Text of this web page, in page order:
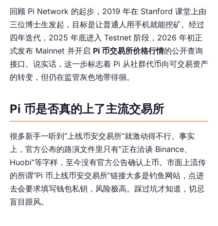
回顾 Pi Network 的起步，2019 年在 Stanford 课堂上由
三位博士生发起，目标是让普通人用手机就能挖矿。经过
四年迭代，2025 年底进入 Testnet 阶段，2026 年初正
式发布 Mainnet 并开启 Pi 币交易所价格行情的公开查询
接口。说实话，这一步标志着 Pi 从社群代币向可交易资产
的转变，但仍在监管灰色地带徘徊。
Pi 币是否真的上了主流交易所
很多新手一听到“上线币安交易所”就激动得不行。事实
上，官方公布的路演文件里只有“正在洽谈 Binance、
Huobi”等字样，至今没有官方公告确认上币。市面上流传
的所谓“Pi 币上线币安交易所”链接大多是钓鱼网站，点进
去会要求填写钱包私钥，风险极高。踩过坑才知道，切忌
盲目跟风。